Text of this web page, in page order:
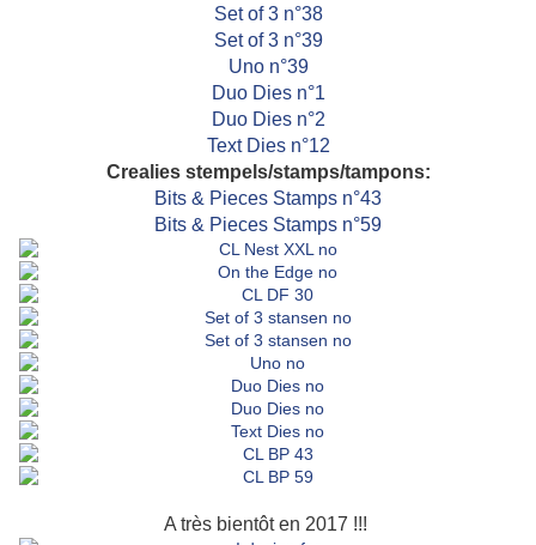
Set of 3 n°38
Set of 3 n°39
Uno n°39
Duo Dies n°1
Duo Dies n°2
Text Dies n°12
Crealies stempels/stamps/tampons:
Bits & Pieces Stamps n°43
Bits & Pieces Stamps n°59
A très bientôt en 2017 !!!